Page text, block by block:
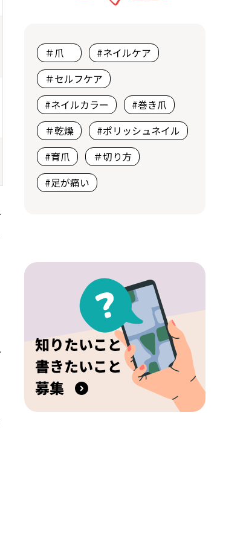
＃爪
#ネイルケア
＃セルフケア
#ネイルカラー
#巻き爪
＃乾燥
#ポリッシュネイル
#育爪
＃切り方
#足が痛い